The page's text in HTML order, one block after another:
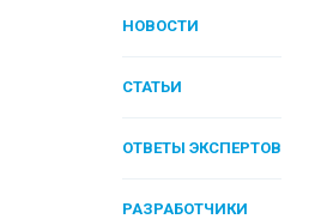
НОВОСТИ
СТАТЬИ
ОТВЕТЫ ЭКСПЕРТОВ
РАЗРАБОТЧИКИ